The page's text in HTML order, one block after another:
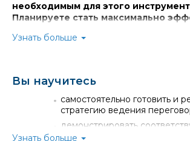
необходимым для этого
Планируете стать максимально
вам добиться желаемых результатов.
развитие бизнеса, выстраивание
взаимовыгодных партнёрских
переговоры – это всегда перспективы.
будут, определяете вы сами. Многие
так являются успешными
заблуждение приводит у упущенным
Узнать больше
Вы научитесь
самостоятельно готовить и
стратегию ведения
демонстрировать
переговоров поведение;
Узнать больше